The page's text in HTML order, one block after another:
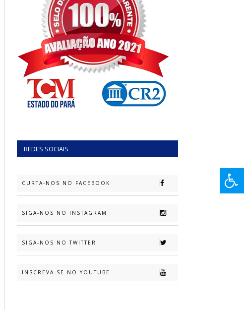
REDES SOCIAIS
CURTA-NOS NO FACEBOOK
SIGA-NOS NO INSTAGRAM
SIGA-NOS NO TWITTER
INSCREVA-SE NO YOUTUBE